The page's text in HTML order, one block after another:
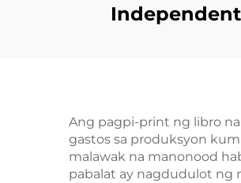
Independent
Novel na may
Edges
Libro na may
Ang pagpi-print ng libro
gastos sa produksyon
malawak na manonood
pabalat ay nagdudulot ng